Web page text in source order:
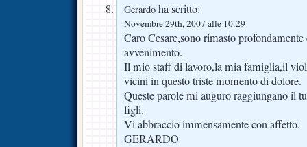
Gerardo ha scritto:
Novembre 29th, 2007 alle 10:29
Caro Cesare,sono rimasto
avvenimento.
Il mio staff di lavoro,la mia famiglia,il
vicini in questo triste momento di dolore.
Queste parole mi auguro raggiungano il
figli.
Vi abbraccio immensamente con affetto.
GERARDO